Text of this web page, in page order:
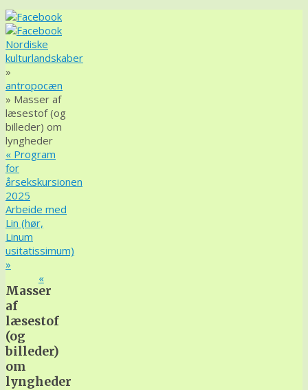
Nordiske
kulturlandskaber
»
antropocæn
» Masser af
læsestof (og
billeder) om
lyngheder
« Program
for
årsekskursionen
2025
Arbeide med
Lin (hør,
Linum
usitatissimum)
»
Masser
af
læsestof
(og
billeder)
om
lyngheder
«